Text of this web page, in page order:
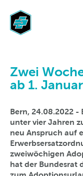
Zwei
ab 1.
Bern, 24.08.2022 -
unter vier Jahren
neu Anspruch auf
zweiwöchigen
hat der Bundesrat